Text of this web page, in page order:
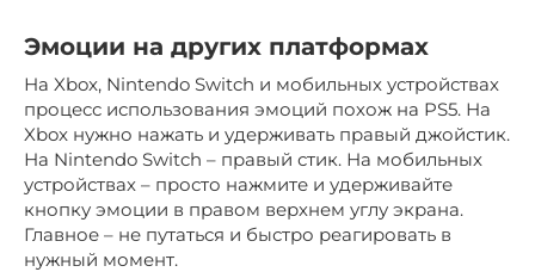
Эмоции на других платформах
На Xbox, Nintendo Switch и мобильных устройствах
процесс использования эмоций похож на PS5. На
Xbox нужно нажать и удерживать правый джойстик.
На Nintendo Switch – правый стик. На мобильных
устройствах – просто нажмите и удерживайте
кнопку эмоции в правом верхнем углу экрана.
Главное – не путаться и быстро реагировать в
нужный момент.